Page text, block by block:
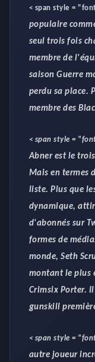
< span style =
populaire
seul trois fois
membre de
saison Guerre
perdu sa place.
membre des
< span style =
Abner est le
Mais en termes
liste. Plus que
dynamique,
d'abonnés sur
formes de
monde, Seth
montant le plus
Crimsix Porter.
gunskill
< span style =
autre joueur